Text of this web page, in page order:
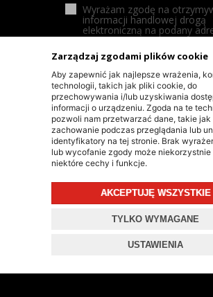
Zarządzaj zgodami plików cookie
Aby zapewnić jak najlepsze wrażenia,
technologii, takich jak pliki cookie, do
przechowywania i/lub uzyskiwania
informacji o urządzeniu. Zgoda na te
pozwoli nam przetwarzać dane, takie jak
zachowanie podczas przeglądania lub
identyfikatory na tej stronie. Brak
lub wycofanie zgody może niekorzystnie
niektóre cechy i funkcje.
AKCEPTUJĘ WSZYSTKIE
TYLKO WYMAGANE
USTAWIENIA
Wyrażam zgodę na
informacji handlowej drogą
elektroniczną na podany
mail
INFORMACJE
+48 603 90 30 50
SKLEP@RALLY-TECH.PL
WHATSAPP LINK